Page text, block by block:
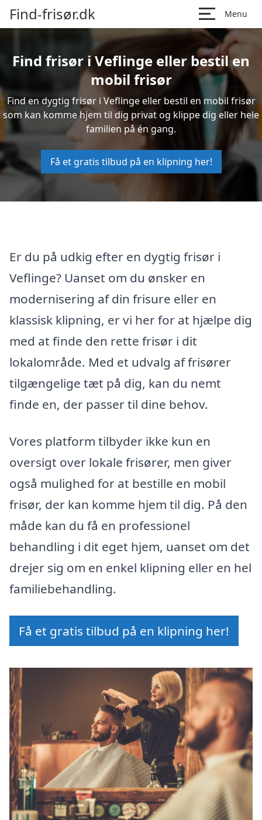
Find-frisør.dk Menu
Find frisør i Veflinge eller bestil en
mobil frisør
Find en dygtig frisør i Veflinge eller bestil en mobil frisør
som kan komme hjem til dig privat og klippe dig eller hele
familien på én gang.
Få et gratis tilbud på en klipning her!
Er du på udkig efter en dygtig frisør i
Veflinge? Uanset om du ønsker en
modernisering af din frisure eller en
klassisk klipning, er vi her for at hjælpe dig
med at finde den rette frisør i dit
lokalområde. Med et udvalg af frisører
tilgængelige tæt på dig, kan du nemt
finde en, der passer til dine behov.
Vores platform tilbyder ikke kun en
oversigt over lokale frisører, men giver
også mulighed for at bestille en mobil
frisør, der kan komme hjem til dig. På den
måde kan du få en professionel
behandling i dit eget hjem, uanset om det
drejer sig om en enkel klipning eller en hel
familiebehandling.
Få et gratis tilbud på en klipning her!